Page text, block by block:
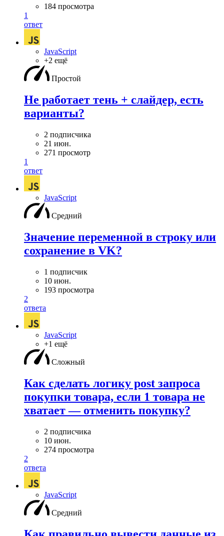
184 просмотра
1
ответ
JavaScript
+2 ещё
Простой
Не работает тень + слайдер, есть
варианты?
2 подписчика
21 июн.
271 просмотр
1
ответ
JavaScript
Средний
Значение переменной в строку или
сохранение в VK?
1 подписчик
10 июн.
193 просмотра
2
ответа
JavaScript
+1 ещё
Сложный
Как сделать логику post запроса
покупки товара, если 1 товара не
хватает — отменить покупку?
2 подписчика
10 июн.
274 просмотра
2
ответа
JavaScript
Средний